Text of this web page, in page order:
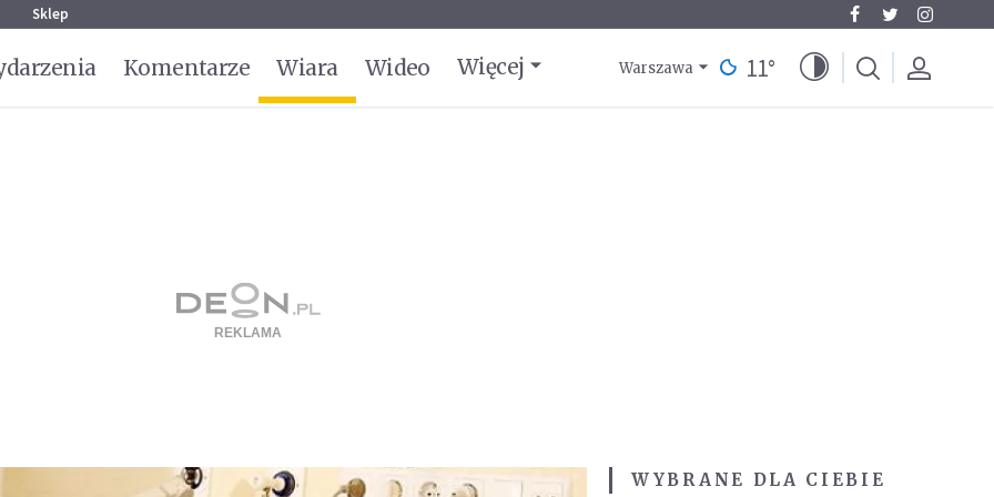
Sklep
Komentarze Wiara Wideo Więcej Warszawa 11°
WYBRANE DLA CIEBIE